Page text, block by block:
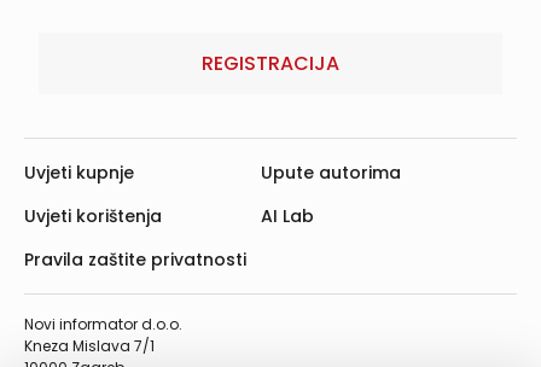
REGISTRACIJA
Novi informator d.o.o.
Kneza Mislava 7/1
Uvjeti kupnje
Uvjeti korištenja
Pravila zaštite privatnosti
Upute autorima
AI Lab